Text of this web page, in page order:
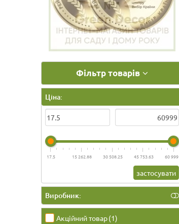
Фільтр товарів
Ціна:
17.5 15 262.88 30 508.25 45 753.63 60 999
застосувати
Виробник:
Акційний товар(1)